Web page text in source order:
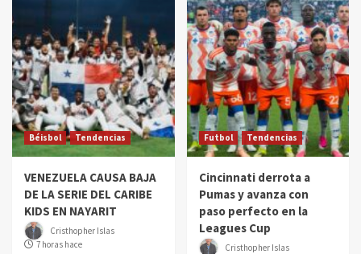
Béisbol Tendencias
VENEZUELA CAUSA BAJA
DE LA SERIE DEL CARIBE
KIDS EN NAYARIT
Cristhopher Islas
7 horas hace
Futbol Tendencias
Cincinnati derrota a
Pumas y avanza con
paso perfecto en la
Leagues Cup
Cristhopher Islas